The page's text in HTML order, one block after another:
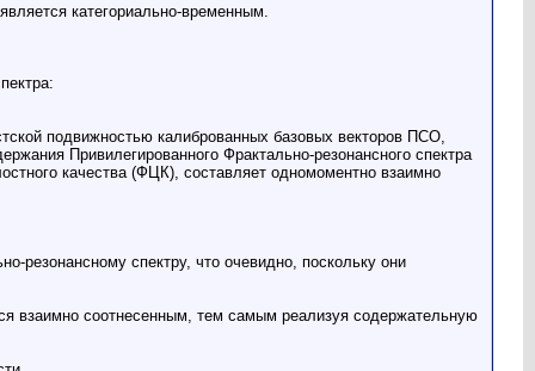
категориально-временным.
подвижностью калиброванных базовых векторов ПСО,
Привилегированного Фрактально-резонансного спектра
качества (ФЦК), составляет одномоментно взаимно
резонансному спектру, что очевидно, поскольку они
взаимно соотнесенным, тем самым реализуя содержательную